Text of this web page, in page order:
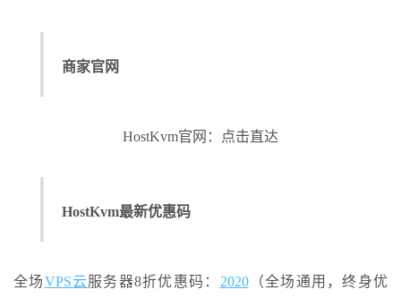
商家官网
HostKvm官网：点击直达
HostKvm最新优惠码
全场VPS云服务器8折优惠码： 2020（全场通用，终身优